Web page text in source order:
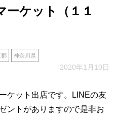
ーケット（１１
都 神奈川県
2020年1月10日
ケット出店です。LINEの友
ントがありますので是非お